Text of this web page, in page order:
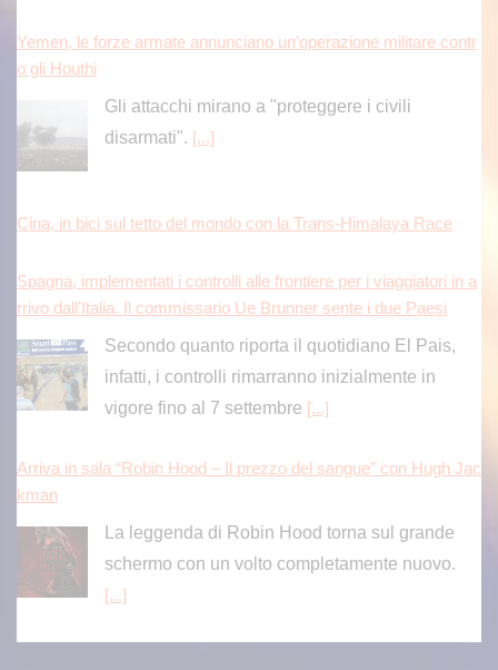
Yemen, le forze armate annunciano un’operazione militare contr
o gli Houthi
Gli attacchi mirano a "proteggere i civili
disarmati". [...]
Cina, in bici sul tetto del mondo con la Trans-Himalaya Race
Spagna, implementati i controlli alle frontiere per i viaggiatori in a
rrivo dall’Italia. Il commissario Ue Brunner sente i due Paesi
Secondo quanto riporta il quotidiano El Pais,
infatti, i controlli rimarranno inizialmente in
vigore fino al 7 settembre [...]
Arriva in sala “Robin Hood – Il prezzo del sangue” con Hugh Jac
kman
La leggenda di Robin Hood torna sul grande
schermo con un volto completamente nuovo.
[...]